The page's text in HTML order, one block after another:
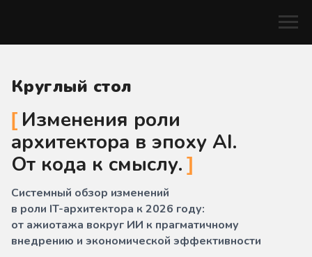
Круглый стол
Изменения роли
архитектора в эпоху AI.
От кода к смыслу.
Системный обзор изменений
в роли IT-архитектора к 2026 году:
от ажиотажа вокруг ИИ к прагматичному
внедрению и экономической эффективности